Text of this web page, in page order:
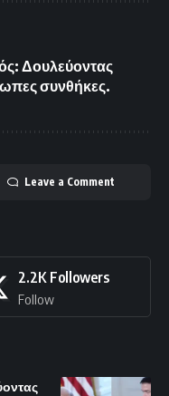
Δουλεύοντας
συνθήκες.
Leave a Comment
2.2K Followers
Follow